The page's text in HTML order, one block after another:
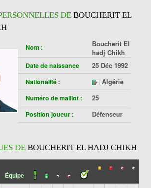
DE BOUCHERIT EL
Nom :
Boucherit El
hadj Chikh
Date de naissance 25 Déc 1992
Nationalité : Algérie
Numéro de maillot : 25
Position joueur : Défenseur
DE BOUCHERIT EL HADJ CHIKH
Équipe